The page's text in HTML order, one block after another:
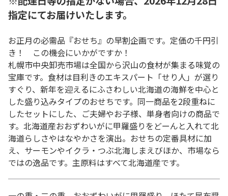
指定にてお届けいたします。
お正月の必需品『おせち』の早割企画です。定価の千円引
き！ この機会にいかがですか！
札幌市中央卸売市場は全国から沢山の食材が集まる味覚の
宝庫です。食材は目利きのエキスパート「せり人」が選り
すぐり、新年を迎えるにふさわしい北海道の海鮮を中心と
した盛り込みタイプのおせちです。同一商品を2段重ねに
したセットにした、ご夫婦やお子様、単身者向けの商品で
す。北海道産おおずわいがに甲羅盛りをどーんと入れて北
海道らしさやはなやかさを演出。おせちの定番具材に加
え、サーモンやイクラ・つぶ北海しまえびほか、市場なら
ではの逸品です。主原料はすべて北海道産です。